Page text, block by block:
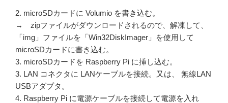
2. microSDカードに Volumio を書き込む。
→ zipファイルがダウンロードされるので、解凍して、
「img」ファイルを「Win32DiskImager」を使用して
microSDカードに書き込む。
3. microSDカードを Raspberry Pi に挿し込む。
3. LAN コネクタに LANケーブルを接続。又は、 無線LAN
USBアダプタ。
4. Raspberry Pi に電源ケーブルを接続して電源を入れ